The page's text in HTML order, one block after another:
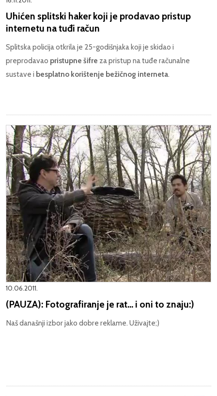
Uhićen splitski haker koji je prodavao pristup
internetu na tuđi račun
Splitska policija otkrila je 25-godišnjaka koji je skidao i
preprodavao pristupne šifre za pristup na tuđe računalne
sustave i besplatno korištenje bežičnog interneta.
10.06.2011.
(PAUZA): Fotografiranje je rat... i oni to znaju:)
Naš današnji izbor jako dobre reklame. Uživajte;)